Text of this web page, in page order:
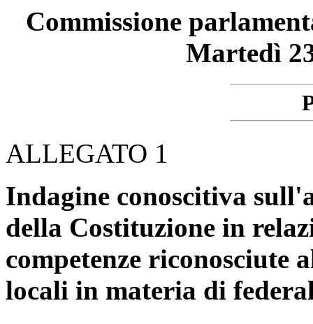
Commissione
Martedì
ALLEGATO 1
Indagine conoscitiva
della Costituzione in
competenze riconosciute
locali in materia di